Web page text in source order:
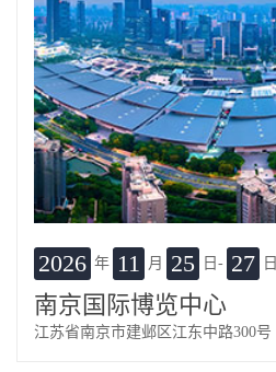
2026 年 11 月 25 日- 27 日
南京国际博览中心
江苏省南京市建邺区江东中路300号